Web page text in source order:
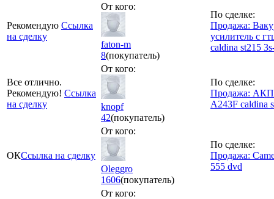
Рекомендую Ссылка
на сделку
От кого:
faton-m
8(покупатель)
По сделке:
Продажа:
усилитель с
caldina st215
Все отлично.
Рекомендую! Ссылка
на сделку
От кого:
knopf
42(покупатель)
По сделке:
Продажа:
A243F caldina
ОКСсылка на сделку
От кого:
Oleggro
1606(покупатель)
По сделке:
Продажа:
555 dvd
От кого: